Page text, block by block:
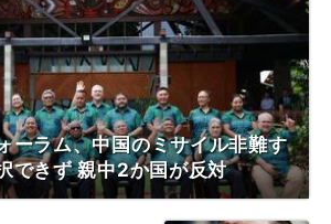
ーラム、中国のミサイル非難す
できず 親中2か国が反対